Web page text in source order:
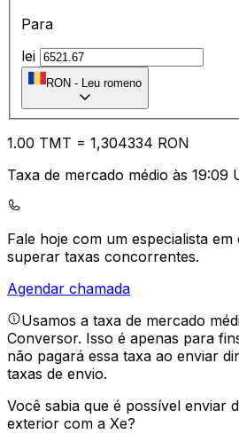
Para
lei
RON - Leu romeno
1.00 TMT = 1,304334 RON
Taxa de mercado médio às 19:09
Fale hoje com um especialista em
superar taxas concorrentes.
Agendar chamada
Usamos a taxa de mercado
Conversor. Isso é apenas para
não pagará essa taxa ao enviar
taxas de envio.
Você sabia que é possível enviar
exterior com a Xe?